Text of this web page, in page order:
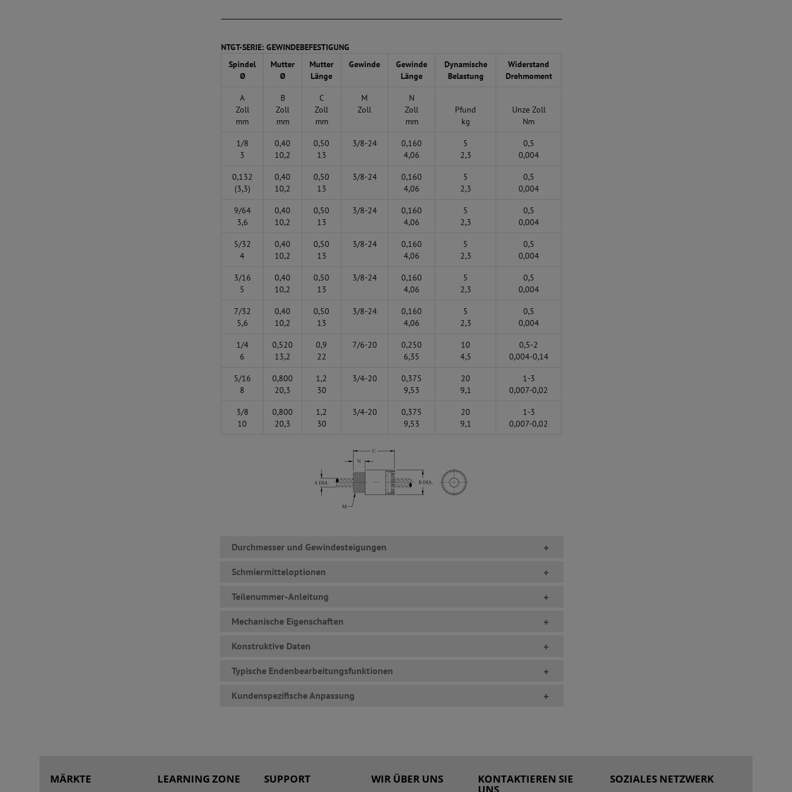
NTGT-SERIE: GEWINDEBEFESTIGUNG
Spindel
Ø
Mutter
Ø
Mutter
Länge
Gewinde
Gewinde
Länge
Dynamische
Belastung
Widerstand
Drehmoment
A
Zoll
mm
B
Zoll
mm
C
Zoll
mm
M
Zoll
N
Zoll
mm
Pfund
kg
Unze Zoll
Nm
1/8
3
0,40
10,2
0,50
13
3/8-24
0,160
4,06
5
2,3
0,5
0,004
0,132
(3,3)
0,40
10,2
0,50
13
3/8-24
0,160
4,06
5
2,3
0,5
0,004
9/64
3,6
0,40
10,2
0,50
13
3/8-24
0,160
4,06
5
2,3
0,5
0,004
5/32
4
0,40
10,2
0,50
13
3/8-24
0,160
4,06
5
2,3
0,5
0,004
3/16
5
0,40
10,2
0,50
13
3/8-24
0,160
4,06
5
2,3
0,5
0,004
7/32
5,6
0,40
10,2
0,50
13
3/8-24
0,160
4,06
5
2,3
0,5
0,004
1/4
6
0,520
13,2
0,9
22
7/6-20
0,250
6,35
10
4,5
0,5-2
0,004-0,14
5/16
8
0,800
20,3
1,2
30
3/4-20
0,375
9,53
20
9,1
1-3
0,007-0,02
3/8
10
0,800
20,3
1,2
30
3/4-20
0,375
9,53
20
9,1
1-3
0,007-0,02
Durchmesser und Gewindesteigungen +
Schmiermitteloptionen +
Teilenummer-Anleitung +
Mechanische Eigenschaften +
Konstruktive Daten +
Typische Endenbearbeitungsfunktionen +
Kundenspezifische Anpassung +
MÄRKTE LEARNING ZONE SUPPORT WIR ÜBER UNS KONTAKTIEREN SIE SOZIALES NETZWERK